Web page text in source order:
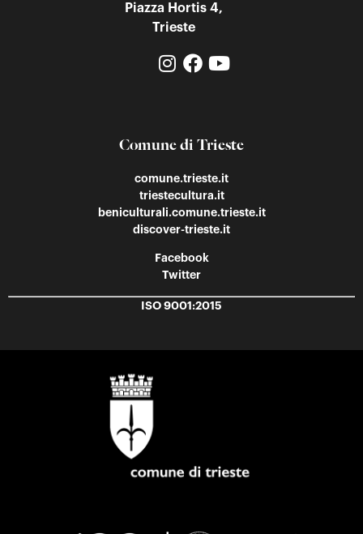
Piazza Hortis 4,
Trieste
Comune di Trieste
comune.trieste.it
triestecultura.it
beniculturali.comune.trieste.it
discover-trieste.it
Facebook
Twitter
ISO 9001:2015